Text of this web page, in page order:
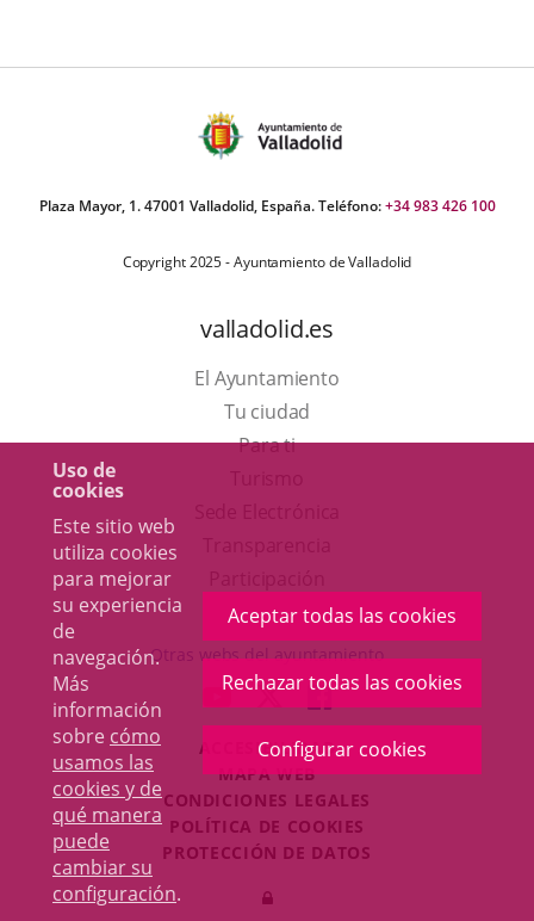
Uso de
cookies
Este sitio web
utiliza cookies
para mejorar
su experiencia
de
navegación.
Más
información
sobre cómo
usamos las
cookies y de
qué manera
puede
cambiar su
configuración.
Aceptar todas las cookies
Rechazar todas las cookies
Configurar cookies
Plaza Mayor, 1. 47001 Valladolid, España. Teléfono:+34 983 426 100
Copyright 2025 - Ayuntamiento de Valladolid
valladolid.es
El Ayuntamiento
Tu ciudad
Para ti
en
una
ventana
nueva.
aplicación
externa.
Otras webs del ayuntamiento
ENLACE
A
UNA
APLICACIÓN
EXTERNA.
ENLACE
A
UNA
APLICACIÓN
EXTERNA.
ENLACE
A
UNA
EXTERNA.
ACCESIBILIDAD
MAPA WEB
CONDICIONES LEGALES
POLÍTICA DE COOKIES
PROTECCIÓN DE DATOS
Iniciar